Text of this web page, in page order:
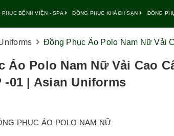
PHỤC BỆNH VIỆN - SPA ĐỒNG PHỤC KHÁCH SẠN ĐỒNG
Đồng Phục Áo Polo Nam Nữ Vải
Áo Polo Nam Nữ Vải Cao
-01 | Asian Uniforms
PHỤC ÁO POLO NAM NỮ